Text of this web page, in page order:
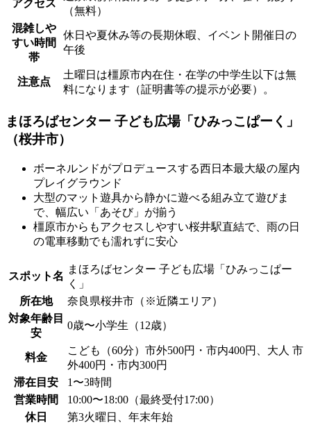
アクセス
（無料）
混雑しや
すい時間
帯
休日や夏休み等の長期休暇、イベント開催日の
午後
注意点
土曜日は橿原市内在住・在学の中学生以下は無
料になります（証明書等の提示が必要）。
まほろばセンター 子ども広場「ひみっこぱーく」
（桜井市）
ボーネルンドがプロデュースする西日本最大級の屋内
プレイグラウンド
大型のマット遊具から静かに遊べる組み立て遊びま
で、幅広い「あそび」が揃う
橿原市からもアクセスしやすい桜井駅直結で、雨の日
の電車移動でも濡れずに安心
スポット名
まほろばセンター 子ども広場「ひみっこぱー
く」
所在地
奈良県桜井市（※近隣エリア）
対象年齢目
安
0歳〜小学生（12歳）
料金
こども（60分）市外500円・市内400円、大人 市
外400円・市内300円
滞在目安
1〜3時間
営業時間
10:00〜18:00（最終受付17:00）
休日
第3火曜日、年末年始